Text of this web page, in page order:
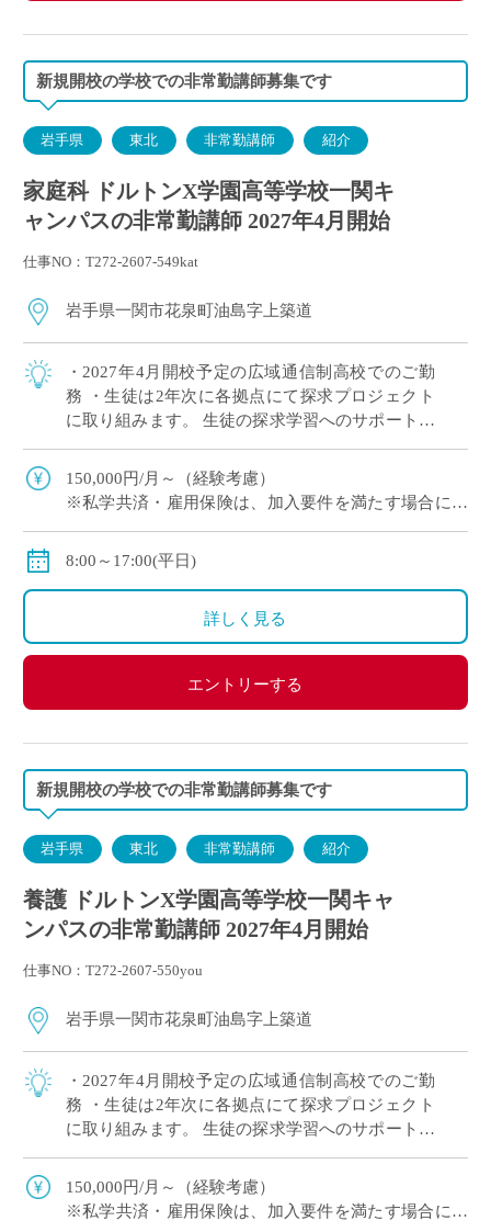
新規開校の学校での非常勤講師募集です
岩手県 東北 非常勤講師 紹介
家庭科 ドルトンX学園高等学校一関キ
ャンパスの非常勤講師 2027年4月開始
仕事NO：T272-2607-549kat
岩手県一関市花泉町油島字上築道
・2027年4月開校予定の広域通信制高校でのご勤
務 ・生徒は2年次に各拠点にて探求プロジェクト
に取り組みます。 生徒の探求学習へのサポートに
ご興味がある方など、積極的にご応募ください！
※月に1回程度、地域拠点への出張が […]
150,000円/月～（経験考慮）
※私学共済・雇用保険は、加入要件を満たす場合に加
入となります。
8:00～17:00(平日)
詳しく見る
エントリーする
新規開校の学校での非常勤講師募集です
岩手県 東北 非常勤講師 紹介
養護 ドルトンX学園高等学校一関キャ
ンパスの非常勤講師 2027年4月開始
仕事NO：T272-2607-550you
岩手県一関市花泉町油島字上築道
・2027年4月開校予定の広域通信制高校でのご勤
務 ・生徒は2年次に各拠点にて探求プロジェクト
に取り組みます。 生徒の探求学習へのサポートに
ご興味がある方など、積極的にご応募ください！
※月に1回程度、地域拠点への出張が […]
150,000円/月～（経験考慮）
※私学共済・雇用保険は、加入要件を満たす場合に加